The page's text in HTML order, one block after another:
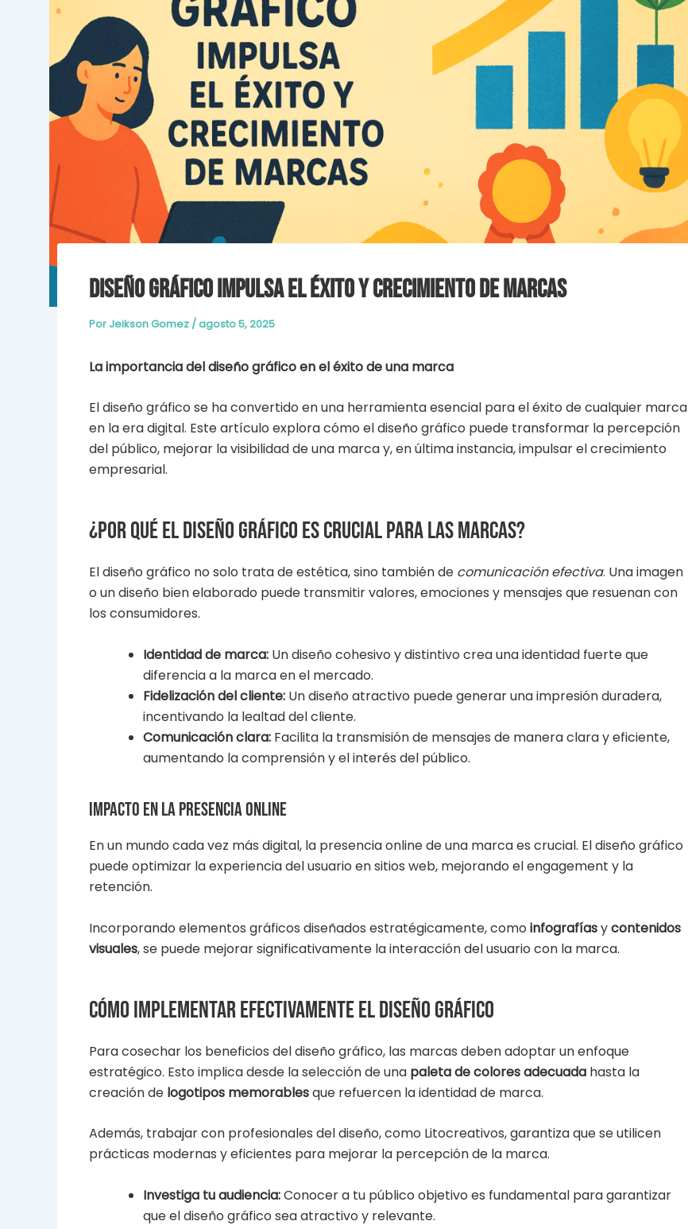
Diseño Gráfico Impulsa el Éxito y Crecimiento de Marcas
Por Jeikson Gomez /agosto 5, 2025
La importancia del diseño gráfico en el éxito de una marca
El diseño gráfico se ha convertido en una herramienta esencial para el éxito de cualquier marca
en la era digital. Este artículo explora cómo el diseño gráfico puede transformar la percepción
del público, mejorar la visibilidad de una marca y, en última instancia, impulsar el crecimiento
empresarial.
¿Por qué el diseño gráfico es crucial para las marcas?
El diseño gráfico no solo trata de estética, sino también de comunicación efectiva. Una imagen
o un diseño bien elaborado puede transmitir valores, emociones y mensajes que resuenan con
los consumidores.
Identidad de marca: Un diseño cohesivo y distintivo crea una identidad fuerte que
diferencia a la marca en el mercado.
Fidelización del cliente: Un diseño atractivo puede generar una impresión duradera,
incentivando la lealtad del cliente.
Comunicación clara: Facilita la transmisión de mensajes de manera clara y eficiente,
aumentando la comprensión y el interés del público.
Impacto en la presencia online
En un mundo cada vez más digital, la presencia online de una marca es crucial. El diseño gráfico
puede optimizar la experiencia del usuario en sitios web, mejorando el engagement y la
retención.
Incorporando elementos gráficos diseñados estratégicamente, como infografíasycontenidos
visuales, se puede mejorar significativamente la interacción del usuario con la marca.
Cómo implementar efectivamente el diseño gráfico
Para cosechar los beneficios del diseño gráfico, las marcas deben adoptar un enfoque
estratégico. Esto implica desde la selección de una paleta de colores adecuada hasta la
creación de logotipos memorablesque refuercen la identidad de marca.
Además, trabajar con profesionales del diseño, como Litocreativos, garantiza que se utilicen
prácticas modernas y eficientes para mejorar la percepción de la marca.
Investiga tu audiencia:Conocer a tu público objetivo es fundamental para garantizar
que el diseño gráfico sea atractivo y relevante.